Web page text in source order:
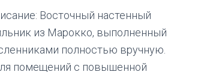
Восточный настенный
из Марокко, выполненный
полностью вручную.
помещений с повышенной